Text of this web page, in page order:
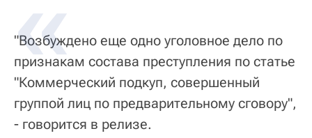
"Возбуждено еще одно уголовное дело по
признакам состава преступления по статье
"Коммерческий подкуп, совершенный
группой лиц по предварительному сговору",
- говорится в релизе.